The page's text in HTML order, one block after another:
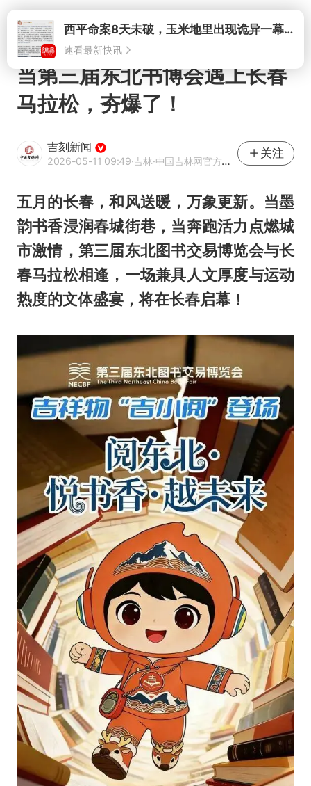
打开
当第三届东北书博会遇上长春
马拉松，夯爆了！
吉刻新闻
2026-05-11 09:49·吉林·中国吉林网官方网易号
关注
五月的长春，和风送暖，万象更新。当墨
韵书香浸润春城街巷，当奔跑活力点燃城
市激情，第三届东北图书交易博览会与长
春马拉松相逢，一场兼具人文厚度与运动
热度的文体盛宴，将在长春启幕！